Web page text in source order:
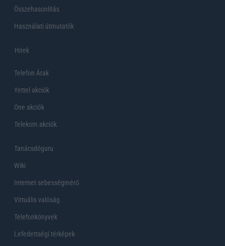
Összehasonlítás
Használati útmutatók
Hirek
Telefon Árak
Yettel akciók
One akciók
Telekom akciók
Tanácsdóguru
Wiki
Internet sebességmérő
Virtuális valóság
Telefonkönyvek
Lefedettségi térképek